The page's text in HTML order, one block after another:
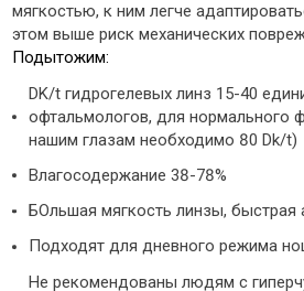
мягкостью, к ним легче
этом выше риск механических
Подытожим:
DK/t гидрогелевых линз 15-40
офтальмологов, для нормального
нашим глазам необходимо 80 Dk/t)
Влагосодержание 38-78%
БОльшая мягкость линзы, быстрая
Подходят для дневного режима
Не рекомендованы людям с